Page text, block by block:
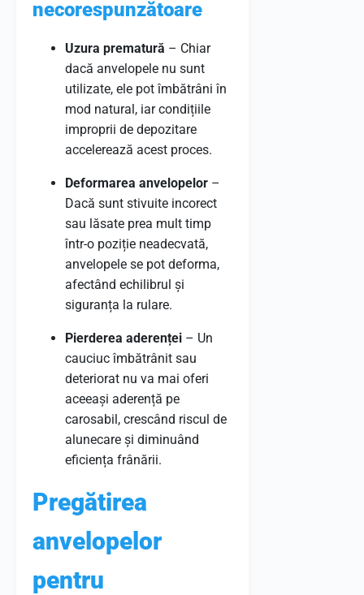
necorespunzătoare
Uzura prematură – Chiar
dacă anvelopele nu sunt
utilizate, ele pot îmbătrâni în
mod natural, iar condițiile
improprii de depozitare
accelerează acest proces.
Deformarea anvelopelor –
Dacă sunt stivuite incorect
sau lăsate prea mult timp
într-o poziție neadecvată,
anvelopele se pot deforma,
afectând echilibrul și
siguranța la rulare.
Pierderea aderenței – Un
cauciuc îmbătrânit sau
deteriorat nu va mai oferi
aceeași aderență pe
carosabil, crescând riscul de
alunecare și diminuând
eficiența frânării.
Pregătirea
anvelopelor
pentru